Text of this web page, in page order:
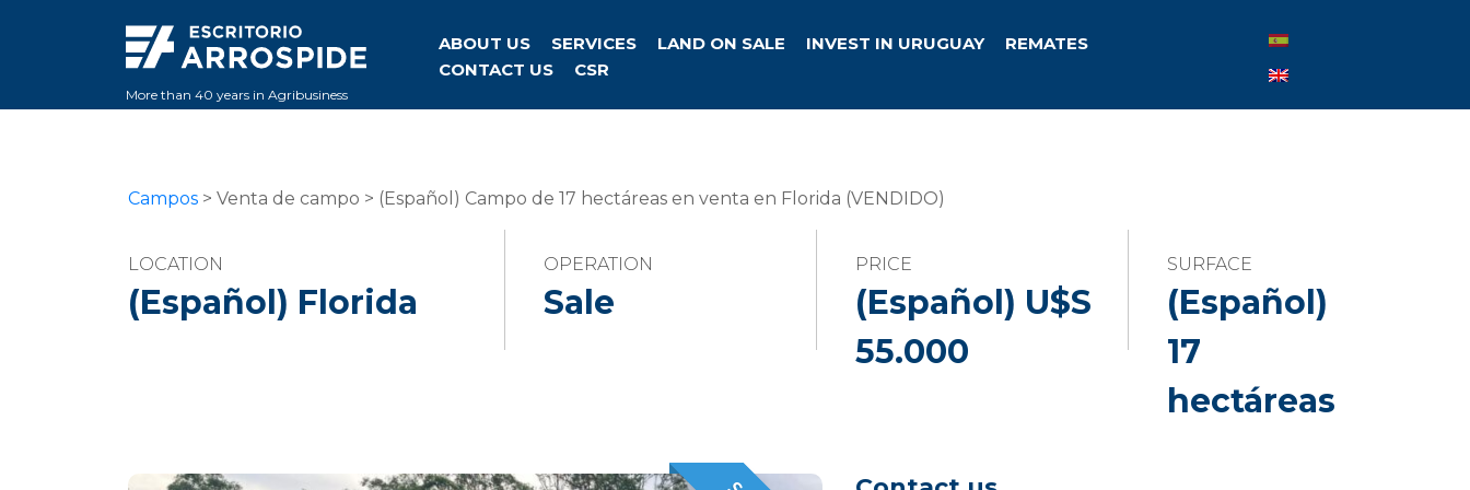
More than 40 years in Agribusiness
ABOUT US SERVICES LAND ON SALE INVEST IN URUGUAY
REMATES
CONTACT US
CSR
Campos > Venta de campo > (Español) Campo de 17 hectáreas en venta en Florida (VENDIDO)
LOCATION
(Español) Florida
OPERATION
Sale
PRICE
(Español) U$S
55.000
SURFACE
(Español)
17
hectáreas